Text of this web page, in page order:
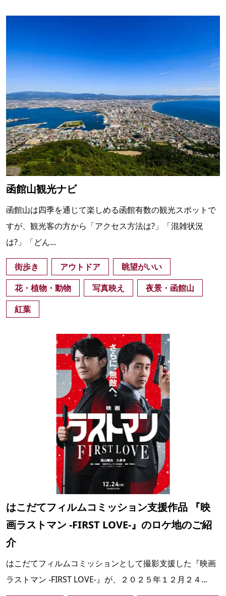
函館山観光ナビ
函館山は四季を通じて楽しめる函館有数の観光スポットで
すが、観光客の方から「アクセス方法は?」「混雑状況
は?」「どん...
街歩き アウトドア
眺望がいい
花・植物・動物
写真映え
夜景・函館山
紅葉
はこだてフィルムコミッション支援作品 『映
画ラストマン -FIRST LOVE-』のロケ地のご紹
介
はこだてフィルムコミッションとして撮影支援した『映画
ラストマン -FIRST LOVE-』が、２０２５年１２月２４...